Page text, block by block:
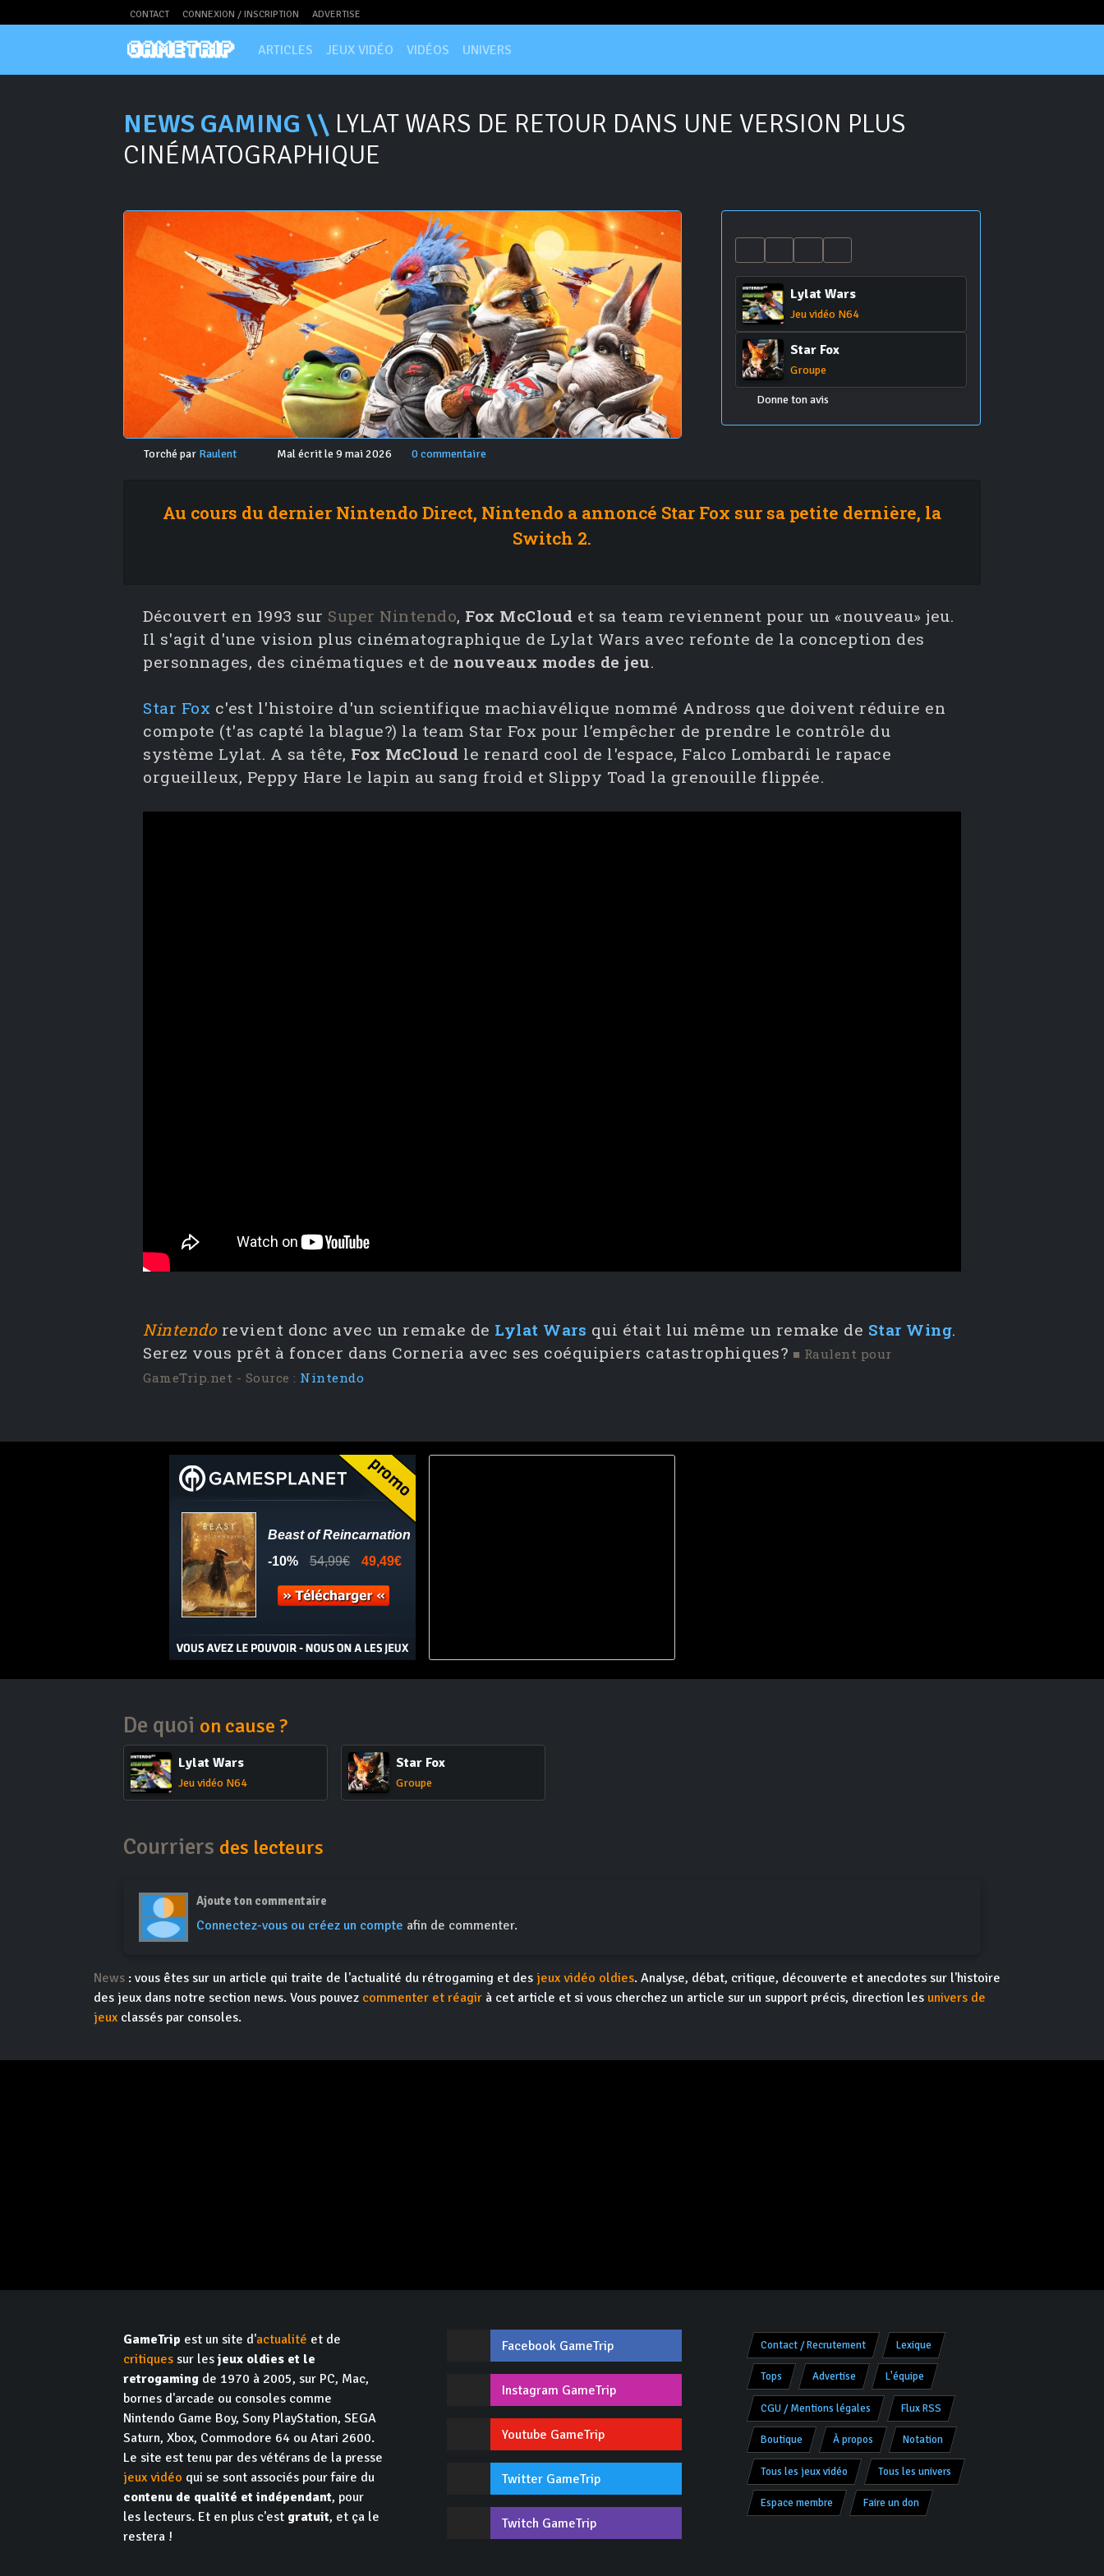
CONTACT CONNEXION / INSCRIPTION ADVERTISE
ARTICLES JEUX VIDÉO VIDÉOS UNIVERS
NEWS GAMING \\ LYLAT WARS DE RETOUR DANS UNE VERSION PLUS
CINÉMATOGRAPHIQUE
Torché par Raulent Mal écrit le 9 mai 2026 0 commentaire
Lylat Wars
Jeu vidéo N64
Star Fox
Groupe
Donne ton avis
Au cours du dernier Nintendo Direct, Nintendo a annoncé Star Fox sur sa petite dernière, la
Switch 2.
Découvert en 1993 sur Super Nintendo, Fox McCloud et sa team reviennent pour un «nouveau» jeu.
Il s'agit d'une vision plus cinématographique de Lylat Wars avec refonte de la conception des
personnages, des cinématiques et de nouveaux modes de jeu.
Star Fox c'est l'histoire d'un scientifique machiavélique nommé Andross que doivent réduire en
compote (t'as capté la blague?) la team Star Fox pour l’empêcher de prendre le contrôle du
système Lylat. A sa tête, Fox McCloud le renard cool de l'espace, Falco Lombardi le rapace
orgueilleux, Peppy Hare le lapin au sang froid et Slippy Toad la grenouille flippée.
Nintendorevient donc avec un remake de Lylat Wars qui était lui même un remake de Star Wing.
Serez vous prêt à foncer dans Corneria avec ses coéquipiers catastrophiques? ■ Raulent pour
GameTrip.net - Source : Nintendo
De quoi on cause ?
Lylat Wars
Jeu vidéo N64
Star Fox
Groupe
Courriers des lecteurs
Ajoute ton commentaire
Connectez-vous ou créez un compte afin de commenter.
News : vous êtes sur un article qui traite de l'actualité du rétrogaming et des jeux vidéo oldies. Analyse, débat, critique, découverte et anecdotes sur l'histoire
des jeux dans notre section news. Vous pouvez commenter et réagir à cet article et si vous cherchez un article sur un support précis, direction les univers de
jeux classés par consoles.
GameTrip est un site d'actualité et de
critiques sur lesjeux oldies et le
retrogaming de 1970 à 2005, sur PC, Mac,
bornes d'arcade ou consoles comme
Nintendo Game Boy, Sony PlayStation, SEGA
Saturn, Xbox, Commodore 64 ou Atari 2600.
Le site est tenu par des vétérans de la presse
jeux vidéo qui se sont associés pour faire du
contenu de qualité et indépendant, pour
les lecteurs. Et en plus c'est gratuit, et ça le
restera !
Facebook GameTrip
Instagram GameTrip
Youtube GameTrip
Twitter GameTrip
Twitch GameTrip
Contact / Recrutement Lexique
Tops Advertise L'équipe
CGU / Mentions légales Flux RSS
Boutique À propos Notation
Tous les jeux vidéo Tous les univers
Espace membre Faire un don